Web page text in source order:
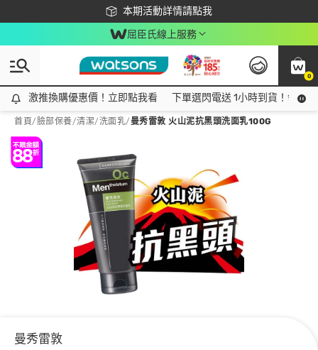
本期活動詳情請點我
下載app最高回饋$350
屈臣氏線上服務
0
激推換購優惠價！立即點我看
激推換購優惠價！立即點我看 下單選閃電送 1小時到貨！領神
首頁/臉部保養/清潔/洗面乳/曼秀雷敦 火山泥抗黑頭洗面乳100G
曼秀雷敦